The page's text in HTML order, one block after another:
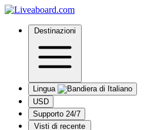
Destinazioni
Lingua
USD
Supporto 24/7
Visti di recente